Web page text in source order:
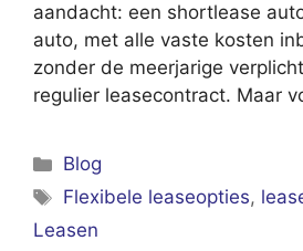
aandacht: een shortlease
auto, met alle vaste kosten
zonder de meerjarige
regulier leasecontract. Maar
Categorieën
Blog
Tags
Flexibele leaseopties,
Leasen